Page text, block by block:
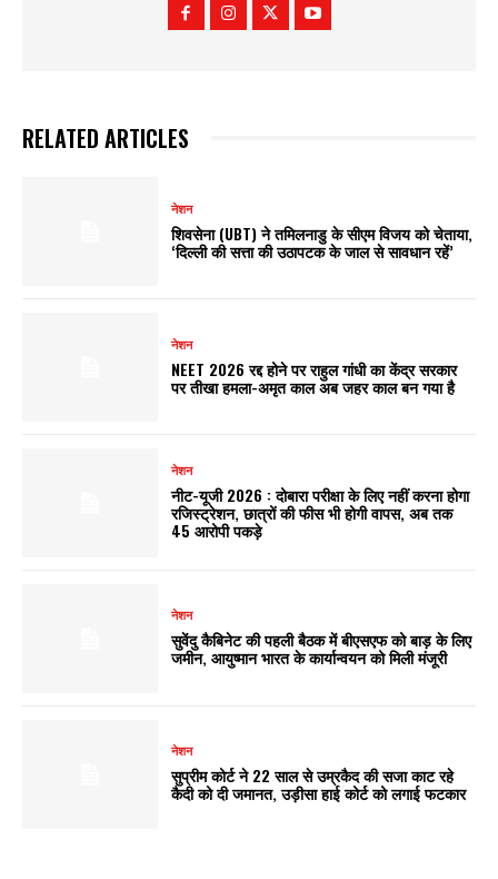
RELATED ARTICLES
नेशन
शिवसेना (UBT) ने तमिलनाडु के सीएम विजय को चेताया,
‘दिल्ली की सत्ता की उठापटक के जाल से सावधान रहें’
नेशन
NEET 2026 रद्द होने पर राहुल गांधी का केंद्र सरकार
पर तीखा हमला-अमृत काल अब जहर काल बन गया है
नेशन
नीट-यूजी 2026 : दोबारा परीक्षा के लिए नहीं करना होगा
रजिस्ट्रेशन, छात्रों की फीस भी होगी वापस, अब तक
45 आरोपी पकड़े
नेशन
सुवेंदु कैबिनेट की पहली बैठक में बीएसएफ को बाड़ के लिए
जमीन, आयुष्मान भारत के कार्यान्वयन को मिली मंजूरी
नेशन
सुप्रीम कोर्ट ने 22 साल से उम्रकैद की सजा काट रहे
कैदी को दी जमानत, उड़ीसा हाई कोर्ट को लगाई फटकार